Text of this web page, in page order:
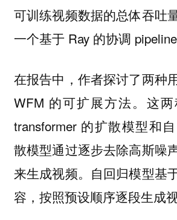
可训练视频数据的总体吞吐
一个基于 Ray 的协调 pipeline
在报告中，作者探讨了两种
WFM 的可扩展方法。这
transformer 的扩散模型和
散模型通过逐步去除高斯噪
来生成视频。自回归模型基
容，按照预设顺序逐段生成